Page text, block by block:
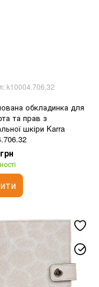
k10004.706.32
обкладинка для
та прав з
шкіри Karra